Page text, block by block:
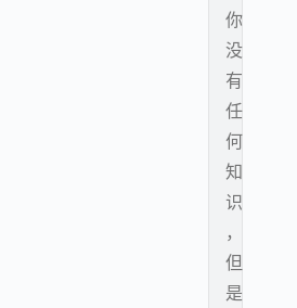
你
没
有
任
何
知
识
，
但
是